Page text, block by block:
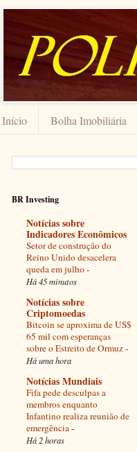
Início Bolha Imobiliária
BR Investing
Notícias sobre
Indicadores Econômicos
Setor de construção do
Reino Unido desacelera
queda em julho-
Há 45 minutos
Notícias sobre
Criptomoedas
Bitcoin se aproxima de US$
65 mil com esperanças
sobre o Estreito de Ormuz-
Há uma hora
Notícias Mundiais
Fifa pede desculpas a
membros enquanto
Infantino realiza reunião de
emergência-
Há 2 horas